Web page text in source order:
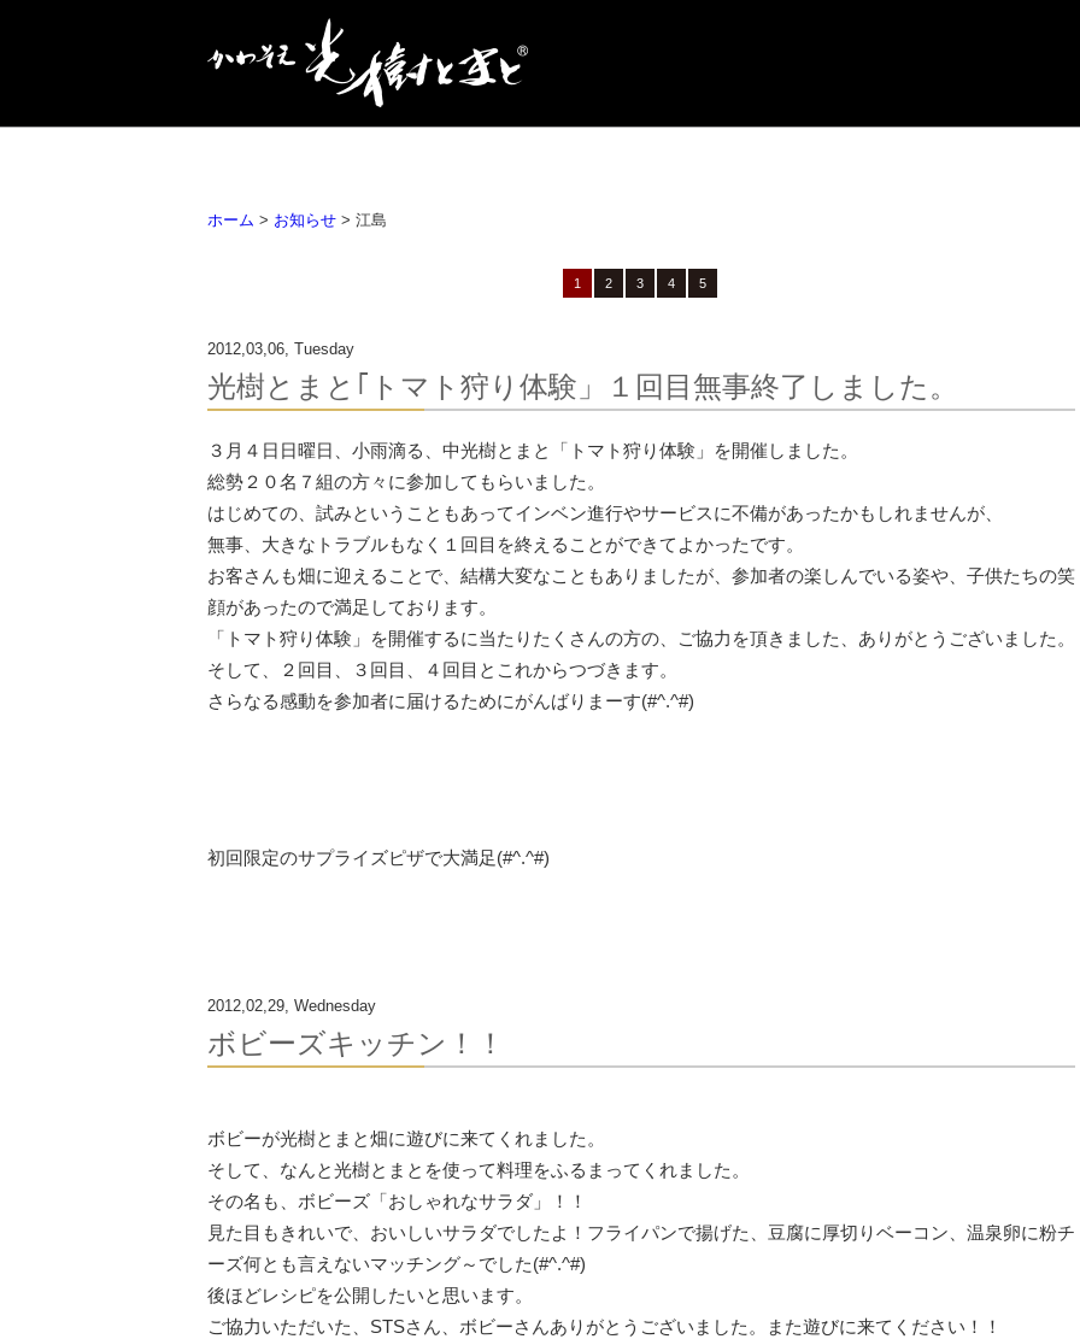
ホーム > お知らせ > 江島
1 2 3 4 5
2012,03,06, Tuesday
光樹とまと｢トマト狩り体験」１回目無事終了しました。
３月４日日曜日、小雨滴る、中光樹とまと「トマト狩り体験」を開催しました。
総勢２０名７組の方々に参加してもらいました。
はじめての、試みということもあってインベン進行やサービスに不備があったかもしれませんが、
無事、大きなトラブルもなく１回目を終えることができてよかったです。
お客さんも畑に迎えることで、結構大変なこともありましたが、参加者の楽しんでいる姿や、子供たちの笑
顔があったので満足しております。
「トマト狩り体験」を開催するに当たりたくさんの方の、ご協力を頂きました、ありがとうございました。
そして、２回目、３回目、４回目とこれからつづきます。
さらなる感動を参加者に届けるためにがんばりまーす(#^.^#)
初回限定のサプライズピザで大満足(#^.^#)
2012,02,29, Wednesday
ボビーズキッチン！！
ボビーが光樹とまと畑に遊びに来てくれました。
そして、なんと光樹とまとを使って料理をふるまってくれました。
その名も、ボビーズ「おしゃれなサラダ」！！
見た目もきれいで、おいしいサラダでしたよ！フライパンで揚げた、豆腐に厚切りベーコン、温泉卵に粉チ
ーズ何とも言えないマッチング～でした(#^.^#)
後ほどレシピを公開したいと思います。
ご協力いただいた、STSさん、ボビーさんありがとうございました。また遊びに来てください！！